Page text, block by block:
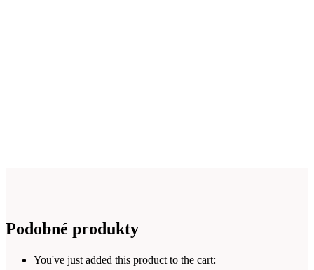
Podobné produkty
You've just added this product to the cart: